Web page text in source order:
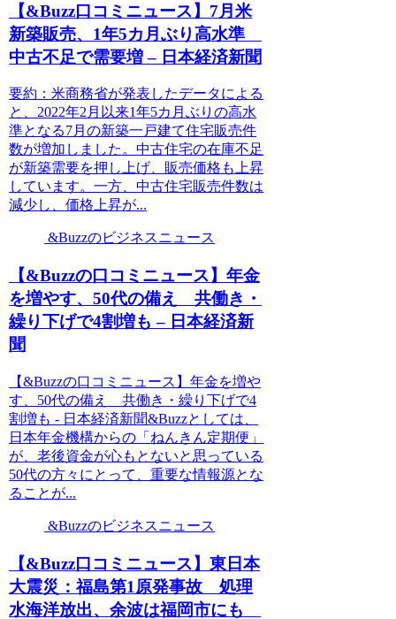
【&Buzz口コミニュース】7月米
新築販売、1年5カ月ぶり高水準
中古不足で需要増 – 日本経済新聞
要約：米商務省が発表したデータによる
と、2022年2月以来1年5カ月ぶりの高水
準となる7月の新築一戸建て住宅販売件
数が増加しました。中古住宅の在庫不足
が新築需要を押し上げ、販売価格も上昇
しています。一方、中古住宅販売件数は
減少し、価格上昇が...
&Buzzのビジネスニュース
【&Buzzの口コミニュース】年金
を増やす、50代の備え 共働き・
繰り下げで4割増も – 日本経済新
聞
【&Buzzの口コミニュース】年金を増や
す、50代の備え 共働き・繰り下げで4
割増も - 日本経済新聞&Buzzとしては、
日本年金機構からの「ねんきん定期便」
が、老後資金が心もとないと思っている
50代の方々にとって、重要な情報源とな
ることが...
&Buzzのビジネスニュース
【&Buzz口コミニュース】東日本
大震災：福島第1原発事故 処理
水海洋放出、余波は福岡市にも